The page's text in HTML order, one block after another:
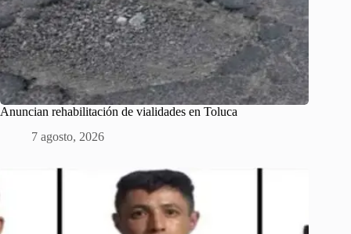
Anuncian rehabilitación de vialidades en Toluca
7 agosto, 2026